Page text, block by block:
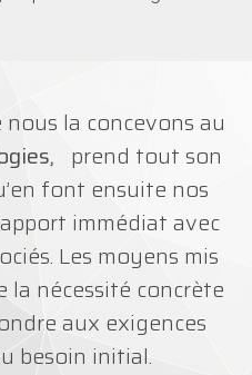
la concevons au
prend tout son
font ensuite nos
immédiat avec
Les moyens mis
nécessité concrète
aux exigences
besoin initial.